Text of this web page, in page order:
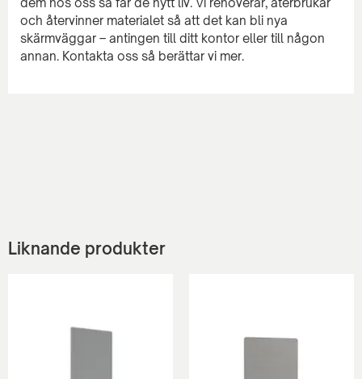
och återvinner materialet så att det kan bli nya
skärmväggar – antingen till ditt kontor eller till någon
Liknande produkter